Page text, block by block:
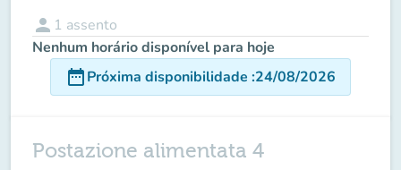
person 1 assento
Nenhum horário disponível para hoje
date_rangePróxima disponibilidade :24/08/2026
Postazione alimentata 4